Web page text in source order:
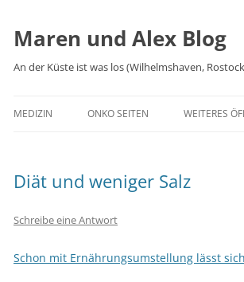
Maren und Alex Blog
An der Küste ist was los (Wilhelmshaven,
MEDIZIN ONKO SEITEN WEITERES
Diät und weniger Salz
Schreibe eine Antwort
Schon mit Ernährungsumstellung lässt